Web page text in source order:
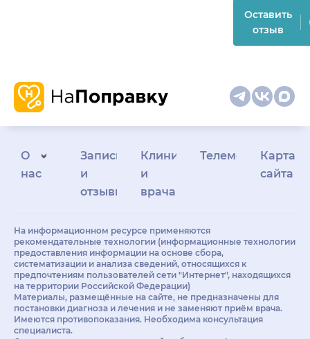
Оставить
отзыв
О
нас
Запись
и
отзывы
Клиникам
и
врачам
Телемедицина
Карта
сайта
На информационном ресурсе применяются
рекомендательные технологии (информационные технологии
предоставления информации на основе сбора,
систематизации и анализа сведений, относящихся к
предпочтениям пользователей сети "Интернет", находящихся
на территории Российской Федерации)
Материалы, размещённые на сайте, не предназначены для
постановки диагноза и лечения и не заменяют приём врача.
Имеются противопоказания. Необходима консультация
специалиста.